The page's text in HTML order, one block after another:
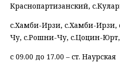
Краснопартизанский,
с.Хамби-Ирзи, с.Хамби-Ирзи,
Чу, с.Рошни-Чу, с.Цоцин-
с 09.00 до 17.00 – ст. Наурская